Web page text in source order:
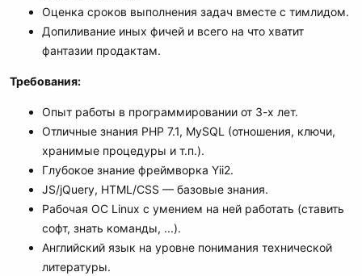
Оценка сроков выполнения задач вместе с тимлидом.
Допиливание иных фичей и всего на что хватит
фантазии продактам.
Требования:
Опыт работы в программировании от 3-х лет.
Отличные знания PHP 7.1, MySQL (отношения, ключи,
хранимые процедуры и т.п.).
Глубокое знание фреймворка Yii2.
JS/jQuery, HTML/CSS — базовые знания.
Рабочая ОС Linux с умением на ней работать (ставить
софт, знать команды, ...).
Английский язык на уровне понимания технической
литературы.